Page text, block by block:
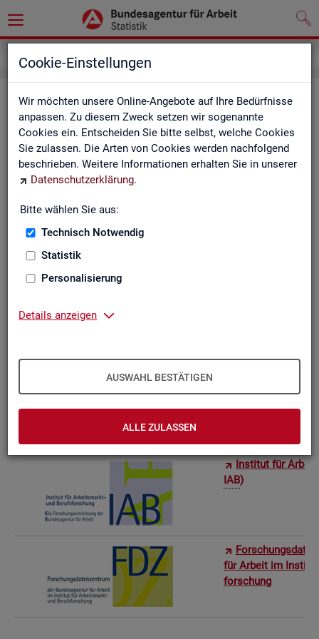
Cookie-Einstellungen
Wir möchten unsere Online-Angebote auf Ihre Bedürfnisse
anpassen. Zu diesem Zweck setzen wir sogenannte
Cookies ein. Entscheiden Sie bitte selbst, welche Cookies
Sie zulassen. Die Arten von Cookies werden nachfolgend
beschrieben. Weitere Informationen erhalten Sie in unserer
Datenschutzerklärung.
Bitte wählen Sie aus:
Technisch Notwendig
Statistik
Personalisierung
Details anzeigen
AUSWAHL BESTÄTIGEN
ALLE ZULASSEN
Wei­te­re Sta­tis­tik­an­ge­bo­te
Hier er­hal­ten Sie eine Aus­wahl wei­te­rer Sta­tis­tik­an­ge­bo­te an­
de­rer In­sti­tu­tio­nen:
In­sti­tut für
IAB)
für Ar­beit im
for­schung